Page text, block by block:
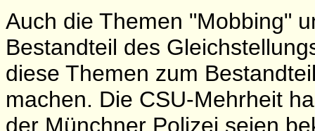
Auch die Themen "Mobbing"
Bestandteil des
diese Themen zum
machen. Die CSU-Mehrheit
der Münchner Polizei seien